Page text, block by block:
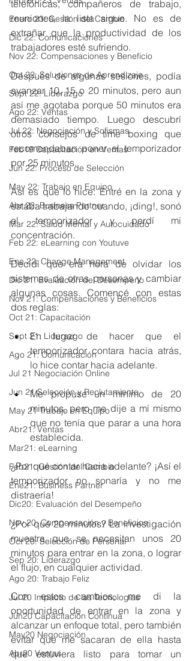
Enero 23: Gestión del Cambio
Dic 22: Comunicaciones
Nov 22: Compensaciones y Beneficio
Oct 22: Soluciones de Aprendizaje
Sept 22: Liderazgo
Ago 22: Ventas
Jul 22: Negociación y Sofismas
Feb19 Capacitación en Ventas
Jun 22: Proceso de Selección
May 22: Trabajo en Equipo
Abr 22: Business Partner
Mar 22: Salud Mental y Autocuidado
Feb 22: eLearning con Youtuve
Ene 22: Change Management
Dic 21: Evaluación del Desempeño
Nov 21: Compensaciones y Beneficios
Oct 21: Capacitación
Sept 21: Liderazgo
Ago 21: Comunicación
Jul 21 Negociación Online
Jun 21 Selección y Reclutamiento
May 21 Trabajo en Equipo
Abr21: Ventas
Mar21: eLearning
Feb21: Gestión del Cambio
Ene21: Business Partner
Dic20: Evaluación del Desempeño
Nov 20: Compensación y Beneficios
Oct 20: Selección de Personal
Sep 20: Liderazgo
Ago 20: Trabajo Feliz
Jul 20 Impacto de las Tecnologías
Jun20 Capacitación Continua
May20 Negociación
Abr20 Ventas
telefónicas, compañeros de trabajo,
reuniones, la lista sigue. No es de
extrañar que la productividad de los
trabajadores esté sufriendo.
Después de algunas sesiones, podía
avanzar 10, 15 o 20 minutos, pero aun
así me agotaba porque 50 minutos era
demasiado tiempo. Luego descubrí
otros consejos de time boxing que
recomendaban poner el temporizador
por 25 minutos.
Así es que lo hice. Entré en la zona y
estaba trabajando cuando, ¡ding!, sonó
el temporizador y perdí mi
concentración.
Decidí que era hora de olvidar los
sistemas de otras personas y cambiar
algunas cosas. Comencé con estas
dos reglas:
En lugar de hacer que el
temporizador contara hacia atrás,
lo hice contar hacia adelante.
Me propuse un mínimo de 20
minutos, pero me dije a mí mismo
que no tenía que parar a una hora
establecida.
¿Por qué contar hacia adelante? ¡Así el
temporizador no sonaría y no me
distraería!
¿Por qué 20 minutos? La investigación
muestra que se necesitan unos 20
minutos para entrar en la zona, o lograr
el flujo, en cualquier actividad.
Con estos cambios, me di la
oportunidad de entrar en la zona y
alcanzar un enfoque total, pero también
evitar que me sacaran de ella hasta
que estuviera listo para tomar un